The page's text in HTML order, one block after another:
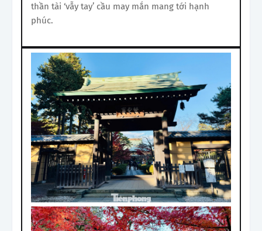
thần tài ‘vẫy tay’ cầu may mắn mang tới hạnh
phúc.